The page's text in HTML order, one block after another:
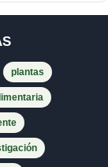
plantas